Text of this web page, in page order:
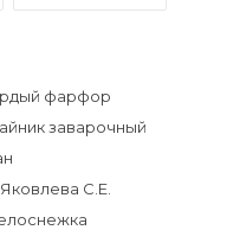
фарфор
заварочный
Яковлева С.Е.